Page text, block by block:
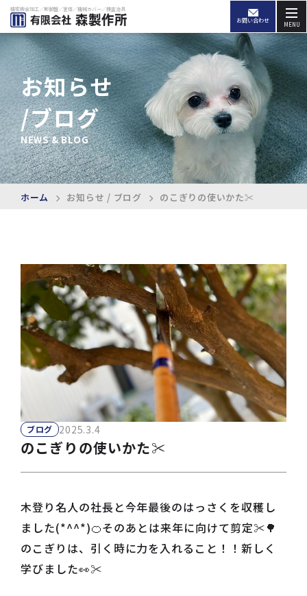
精密板金加工／制御盤／筐体／機械カバー／検査治具
お問い合わせ
MENU
お知らせ
/ブログ
NEWS & BLOG
ホーム お知らせ / ブログ のこぎりの使いかた✂
ブログ 2025.3.4
のこぎりの使いかた✂
木登り名人の社長と今年最後のはっさくを収穫し
ました(*^^*)🍊そのあとは来年に向けて剪定✂🌳
のこぎりは、引く時に力を入れること！！新しく
学びました👀✂